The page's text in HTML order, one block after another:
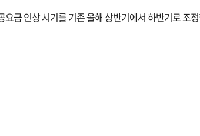
요금 인상 시기를 기존 올해 상반기에서 하반기로 조